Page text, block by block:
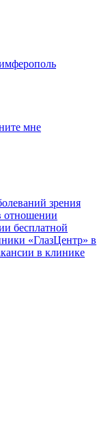
мне
зрения
отношении
бесплатной
«ГлазЦентр» в
в клинике